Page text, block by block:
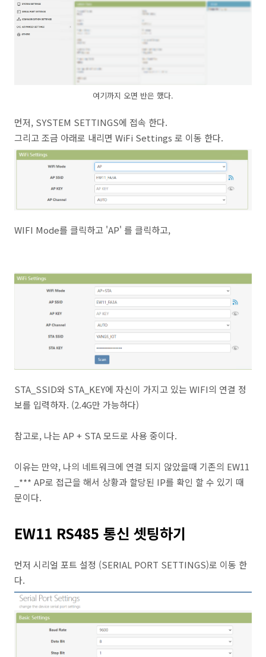
여기까지 오면 반은 했다.
먼저, SYSTEM SETTINGS에 접속 한다.
그리고 조금 아래로 내리면 WiFi Settings 로 이동 한다.
WIFI Mode를 클릭하고 'AP' 를 클릭하고,
STA_SSID와 STA_KEY에 자신이 가지고 있는 WIFI의 연결 정
보를 입력하자. (2.4G만 가능하다)
참고로, 나는 AP + STA 모드로 사용 중이다.
이유는 만약, 나의 네트워크에 연결 되지 않았을때 기존의 EW11
_*** AP로 접근을 해서 상황과 할당된 IP를 확인 할 수 있기 때
문이다.
EW11 RS485 통신 셋팅하기
먼저 시리얼 포트 설정 (SERIAL PORT SETTINGS)로 이동 한
다.